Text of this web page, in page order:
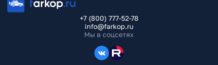
+7 (800) 777-52-78
info@farkop.ru
Мы в соцсетях